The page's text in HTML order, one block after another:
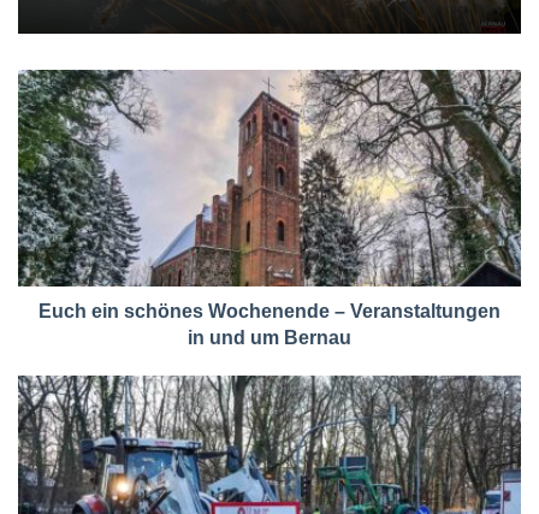
Euch ein schönes Wochenende – Veranstaltungen
in und um Bernau